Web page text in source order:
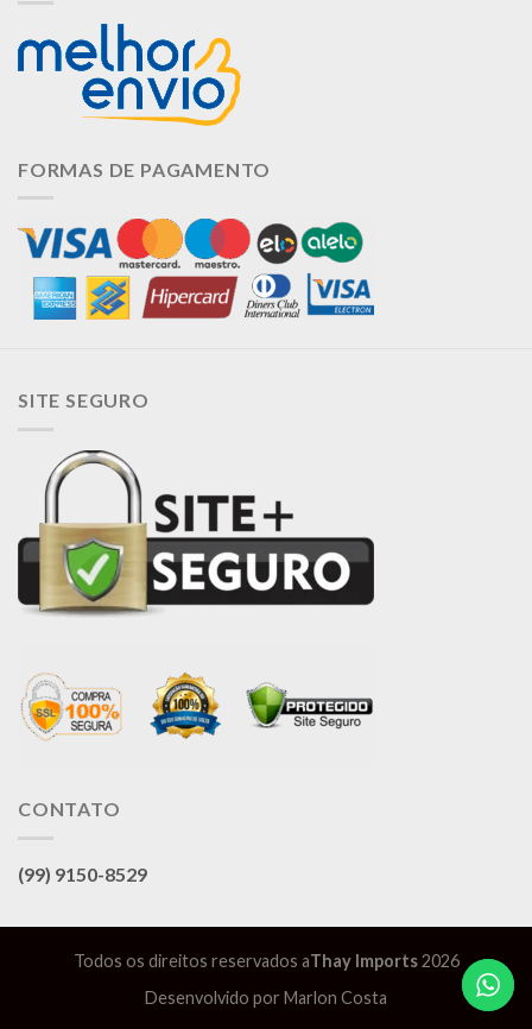
FORMAS DE PAGAMENTO
SITE SEGURO
CONTATO
(99) 9150-8529
Todos os direitos reservados aThay Imports2026
Desenvolvido por Marlon Costa